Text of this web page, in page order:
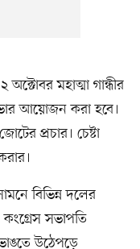
মহাত্মা গান্ধীর
আয়োজন করা হবে।
প্রচার। চেষ্টা
বিভিন্ন দলের
সভাপতি
উঠেপড়ে